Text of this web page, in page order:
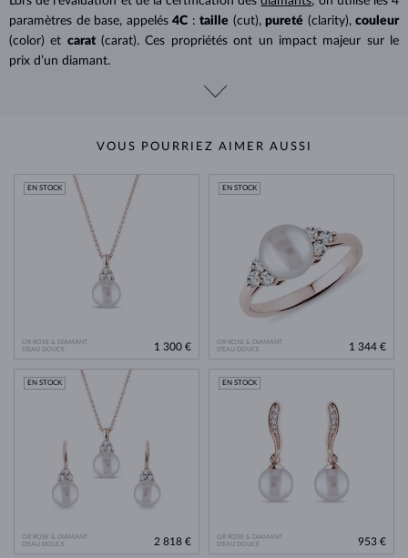
paramètres de base, appelés 4C : taille (cut), pureté (clarity), couleur
(color) et carat (carat). Ces propriétés ont un impact majeur sur le
prix d’un diamant.
VOUS POURRIEZ AIMER AUSSI
OR ROSE & DIAMANT
D'EAU DOUCE
EN STOCK
1 300 €
OR ROSE & DIAMANT
D'EAU DOUCE
EN STOCK
1 344 €
OR ROSE & DIAMANT
D'EAU DOUCE
EN STOCK
2 818 €
OR ROSE & DIAMANT
D'EAU DOUCE
EN STOCK
953 €